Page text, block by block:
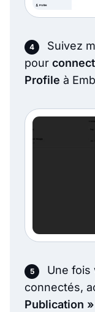
Suivez
pour
Profile à
Une fois
connectés,
Publication »